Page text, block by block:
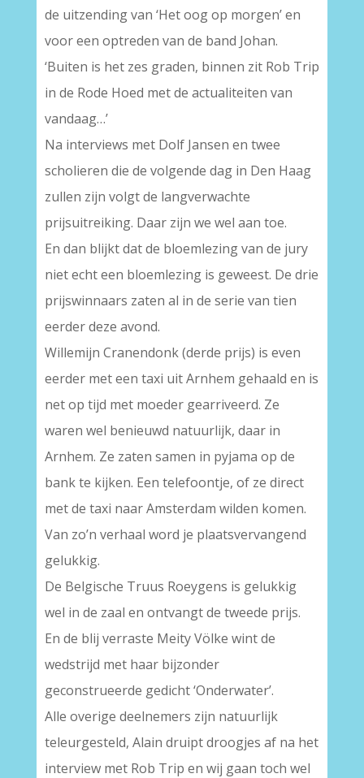
de uitzending van ‘Het oog op morgen’ en
voor een optreden van de band Johan.
‘Buiten is het zes graden, binnen zit Rob Trip
in de Rode Hoed met de actualiteiten van
vandaag…’
Na interviews met Dolf Jansen en twee
scholieren die de volgende dag in Den Haag
zullen zijn volgt de langverwachte
prijsuitreiking. Daar zijn we wel aan toe.
En dan blijkt dat de bloemlezing van de jury
niet echt een bloemlezing is geweest. De drie
prijswinnaars zaten al in de serie van tien
eerder deze avond.
Willemijn Cranendonk (derde prijs) is even
eerder met een taxi uit Arnhem gehaald en is
net op tijd met moeder gearriveerd. Ze
waren wel benieuwd natuurlijk, daar in
Arnhem. Ze zaten samen in pyjama op de
bank te kijken. Een telefoontje, of ze direct
met de taxi naar Amsterdam wilden komen.
Van zo’n verhaal word je plaatsvervangend
gelukkig.
De Belgische Truus Roeygens is gelukkig
wel in de zaal en ontvangt de tweede prijs.
En de blij verraste Meity Völke wint de
wedstrijd met haar bijzonder
geconstrueerde gedicht ‘Onderwater’.
Alle overige deelnemers zijn natuurlijk
teleurgesteld, Alain druipt droogjes af na het
interview met Rob Trip en wij gaan toch wel